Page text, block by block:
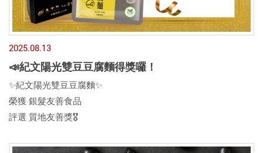
2025.08.13
📣紀文陽光雙豆豆腐麵得獎囉！
✨紀文陽光雙豆豆腐麵✨
榮獲 銀髮友善食品
評選 質地友善獎🎖️